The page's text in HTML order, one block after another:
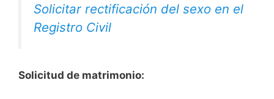
Solicitar rectificación del sexo en el
Registro Civil
Solicitud de matrimonio: